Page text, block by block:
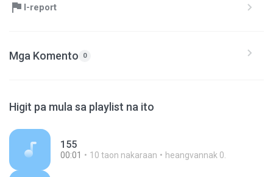
I-report
Mga Komento 0
Higit pa mula sa playlist na ito
155
00:01 10 taon nakaraan heangvannak 0.